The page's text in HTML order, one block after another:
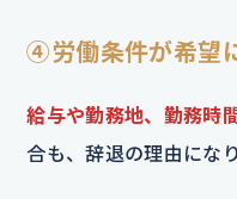
④労働条件が希望
給与や勤務地、勤務時
合も、辞退の理由になり